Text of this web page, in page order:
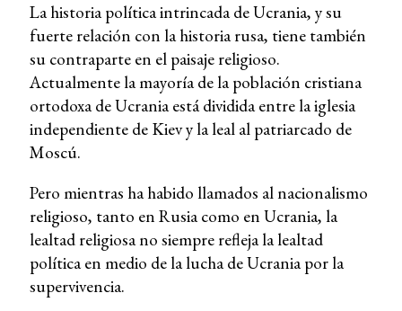
La historia política intrincada de Ucrania, y su
fuerte relación con la historia rusa, tiene también
su contraparte en el paisaje religioso.
Actualmente la mayoría de la población cristiana
ortodoxa de Ucrania está dividida entre la iglesia
independiente de Kiev y la leal al patriarcado de
Moscú.
Pero mientras ha habido llamados al nacionalismo
religioso, tanto en Rusia como en Ucrania, la
lealtad religiosa no siempre refleja la lealtad
política en medio de la lucha de Ucrania por la
supervivencia.